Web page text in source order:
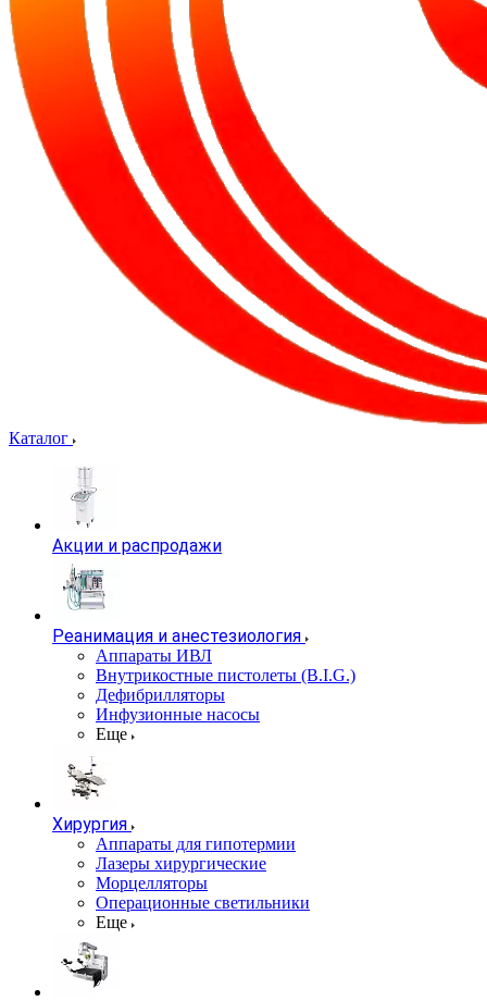
Каталог
Акции и распродажи
Реанимация и анестезиология
Аппараты ИВЛ
Внутрикостные пистолеты (B.I.G.)
Дефибрилляторы
Инфузионные насосы
Еще
Хирургия
Аппараты для гипотермии
Лазеры хирургические
Морцелляторы
Операционные светильники
Еще